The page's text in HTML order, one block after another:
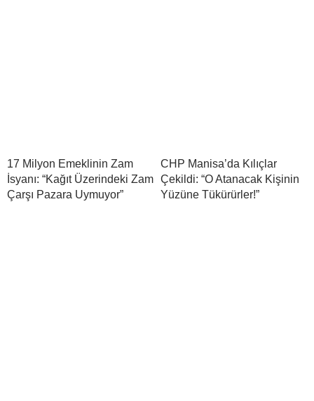
17 Milyon Emeklinin Zam
İsyanı: “Kağıt Üzerindeki Zam
Çarşı Pazara Uymuyor”
CHP Manisa’da Kılıçlar
Çekildi: “O Atanacak Kişinin
Yüzüne Tükürürler!”